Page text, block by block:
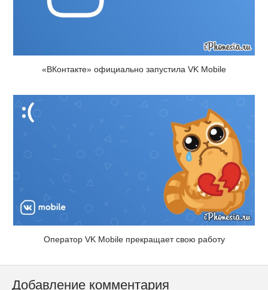
«ВКонтакте» официально запустила VK Mobile
Оператор VK Mobile прекращает свою работу
Добавление комментария